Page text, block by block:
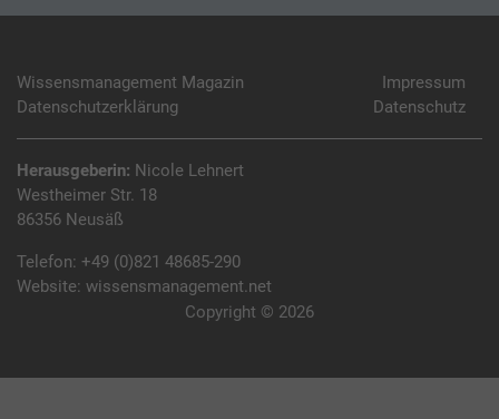
Wissensmanagement Magazin
Impressum
Datenschutzerklärung
Datenschutz
Herausgeberin: Nicole Lehnert
Westheimer Str. 18
86356 Neusäß
Telefon: +49 (0)821 48685-290
Website: wissensmanagement.net
Copyright © 2026